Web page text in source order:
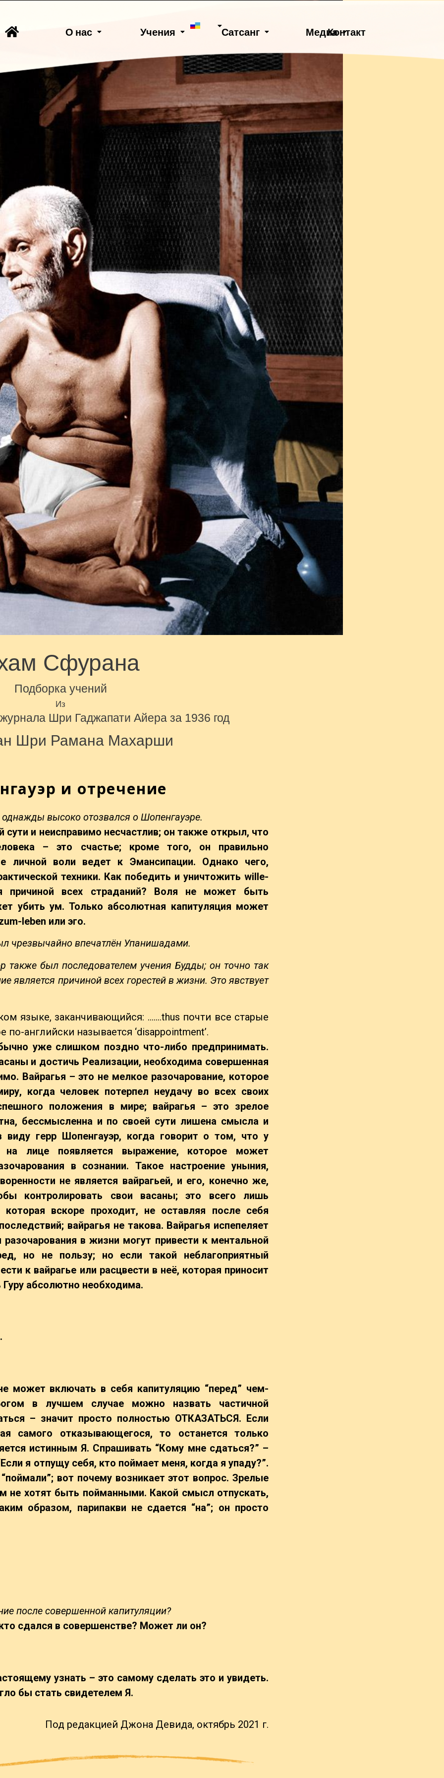
О нас Учения Сатсанг МедиаКонтакт
Сфурана
Подборка учений
Из
Шри Гаджапати Айера за 1936 год
Шри Рамана Махарши
и отречение
высоко отозвался о Шопенгауэре.
и неисправимо несчастлив; он также открыл, что
– это счастье; кроме того, он правильно
личной воли ведет к Эмансипации. Однако чего,
техники. Как победить и уничтожить wille-
причиной всех страданий? Воля не может быть
убить ум. Только абсолютная капитуляция может
leben или эго.
чрезвычайно впечатлён Упанишадами.
также был последователем учения Будды; он точно так
является причиной всех горестей в жизни. Это явствует
языке, заканчивающийся: …….thus почти все старые
английски называется ‘disappointment’.
уже слишком поздно что-либо предпринимать.
и достичь Реализации, необходима совершенная
Вайрагья – это не мелкое разочарование, которое
когда человек потерпел неудачу во всех своих
положения в мире; вайрагья – это зрелое
бессмысленна и по своей сути лишена смысла и
герр Шопенгауэр, когда говорит о том, что у
лице появляется выражение, которое может
в сознании. Такое настроение уныния,
не является вайрагьей, и его, конечно же,
контролировать свои васаны; это всего лишь
вскоре проходит, не оставляя после себя
вайрагья не такова. Вайрагья испепеляет
в жизни могут привести к ментальной
но не пользу; но если такой неблагоприятный
к вайрагье или расцвести в неё, которая приносит
абсолютно необходима.
может включать в себя капитуляцию “перед” чем-
в лучшем случае можно назвать частичной
– значит просто полностью ОТКАЗАТЬСЯ. Если
самого отказывающегося, то останется только
истинным Я. Спрашивать “Кому мне сдаться?” –
я отпущу себя, кто поймает меня, когда я упаду?”.
вот почему возникает этот вопрос. Зрелые
не хотят быть пойманными. Какой смысл отпускать,
образом, парипакви не сдается “на”; он просто
после совершенной капитуляции?
сдался в совершенстве? Может ли он?
узнать – это самому сделать это и увидеть.
бы стать свидетелем Я.
Под редакцией Джона Девида, октябрь 2021 г.